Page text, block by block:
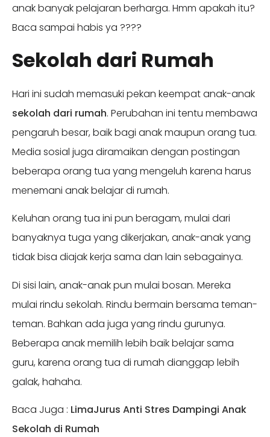
anak banyak pelajaran berharga. Hmm apakah itu?
Baca sampai habis ya ????
Sekolah dari Rumah
Hari ini sudah memasuki pekan keempat anak-anak
sekolah dari rumah. Perubahan ini tentu membawa
pengaruh besar, baik bagi anak maupun orang tua.
Media sosial juga diramaikan dengan postingan
beberapa orang tua yang mengeluh karena harus
menemani anak belajar di rumah.
Keluhan orang tua ini pun beragam, mulai dari
banyaknya tuga yang dikerjakan, anak-anak yang
tidak bisa diajak kerja sama dan lain sebagainya.
Di sisi lain, anak-anak pun mulai bosan. Mereka
mulai rindu sekolah. Rindu bermain bersama teman-
teman. Bahkan ada juga yang rindu gurunya.
Beberapa anak memilih lebih baik belajar sama
guru, karena orang tua di rumah dianggap lebih
galak, hahaha.
Baca Juga : LimaJurus Anti Stres Dampingi Anak
Sekolah di Rumah